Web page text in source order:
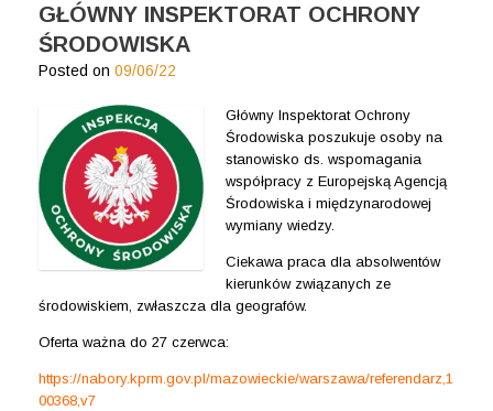
GŁÓWNY INSPEKTORAT OCHRONY
ŚRODOWISKA
Posted on 09/06/22
Główny Inspektorat Ochrony
Środowiska poszukuje osoby na
stanowisko ds. wspomagania
współpracy z Europejską Agencją
Środowiska i międzynarodowej
wymiany wiedzy.
Ciekawa praca dla absolwentów
kierunków związanych ze
środowiskiem, zwłaszcza dla geografów.
Oferta ważna do 27 czerwca:
https://nabory.kprm.gov.pl/mazowieckie/warszawa/referendarz,1
00368,v7